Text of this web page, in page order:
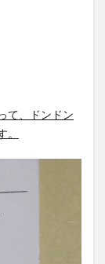
て、ドンドン